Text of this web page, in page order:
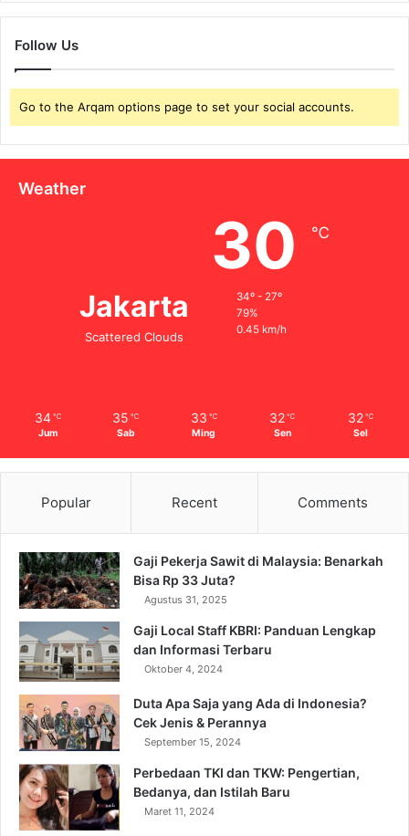
Follow Us
Go to the Arqam options page to set your social accounts.
Weather
Jakarta
Scattered Clouds
30 ℃
34º - 27º
79%
0.45 km/h
34 ℃
Jum
35 ℃
Sab
33 ℃
Ming
32 ℃
Sen
32 ℃
Sel
Popular Recent Comments
Gaji Pekerja Sawit di Malaysia: Benarkah
Bisa Rp 33 Juta?
Agustus 31, 2025
Gaji Local Staff KBRI: Panduan Lengkap
dan Informasi Terbaru
Oktober 4, 2024
Duta Apa Saja yang Ada di Indonesia?
Cek Jenis & Perannya
September 15, 2024
Perbedaan TKI dan TKW: Pengertian,
Bedanya, dan Istilah Baru
Maret 11, 2024